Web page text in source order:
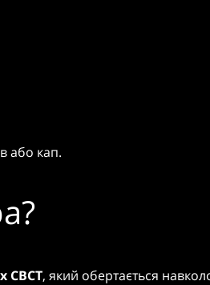
або кап.
CBCT, який обертається